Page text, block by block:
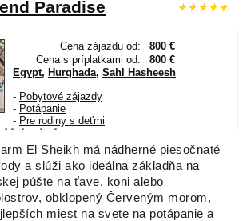
El Sheikh má nádherné piesočnaté
a slúži ako ideálna základňa na
púšte na ťave, koni alebo
obklopený Červeným morom,
miest na svete na potápanie a